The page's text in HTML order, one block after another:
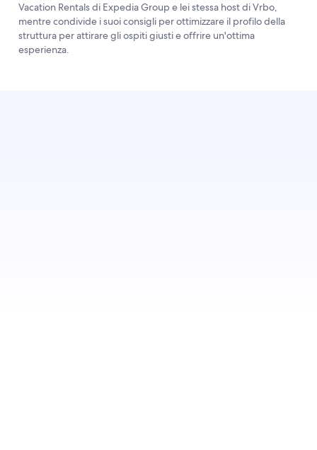
Vacation Rentals di Expedia Group e lei stessa host di Vrbo,
mentre condivide i suoi consigli per ottimizzare il profilo della
struttura per attirare gli ospiti giusti e offrire un'ottima
esperienza.